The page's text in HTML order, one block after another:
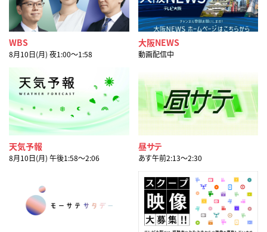
WBS
8月10日(月) 夜1:00〜1:58
大阪NEWS
動画配信中
天気予報
8月10日(月) 午後1:58〜2:06
昼サテ
あす午前2:13〜2:30